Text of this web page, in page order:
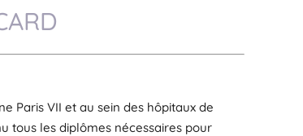
Paris VII et au sein des hôpitaux de
tous les diplômes nécessaires pour